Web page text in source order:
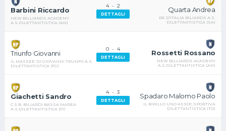
Barbini Riccardo
NEW BILLIARDS ACADEMY
A.S.DILETTANTISTICA (AN)
4- 2
DETTAGLI
Quarta Andrea
RE D'ITALIA BILIARDS A.S.
DILETTANTISTICA (SA)
Triunfo Giovanni
IL MASSEE' DI GIOVANNI TRUNFO A.S.
DILETTANTISTICA (FG)
0- 4
DETTAGLI
Rossetti Rossano
NEW BILLIARDS ACADEMY
A.S.DILETTANTISTICA (AN)
Giachetti Sandro
C.S.B. BILIARDI BASSA MAREA
A.S.DILETTANTISTICA (FI)
4-3
DETTAGLI
Spadaro Malomo Paolo
IL BIRILLO UNO ASSOC.SPORTIVA
DILETTANTISTICA (TO)